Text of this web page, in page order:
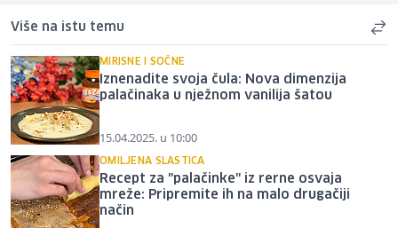
Više na istu temu
MIRISNE I SOČNE
Iznenadite svoja čula: Nova dimenzija
palačinaka u nježnom vanilija šatou
15.04.2025. u 10:00
OMILJENA SLASTICA
Recept za "palačinke" iz rerne osvaja
mreže: Pripremite ih na malo drugačiji
način